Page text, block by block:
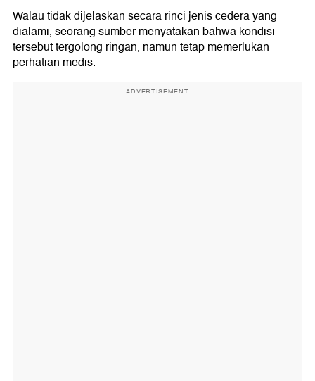
Walau tidak dijelaskan secara rinci jenis cedera yang
dialami, seorang sumber menyatakan bahwa kondisi
tersebut tergolong ringan, namun tetap memerlukan
perhatian medis.
ADVERTISEMENT